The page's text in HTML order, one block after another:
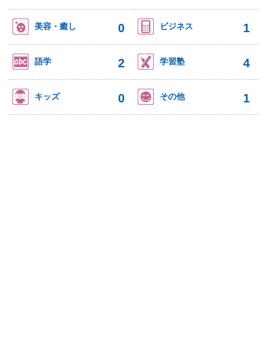
美容・癒し 0 ビジネス 1
語学 2 学習塾 4
キッズ 0 その他 1